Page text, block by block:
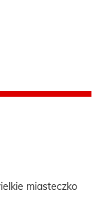
miasteczko